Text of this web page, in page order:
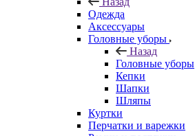
Одежда
Аксессуары
Головные уборы
Назад
Головные уборы
Кепки
Шапки
Шляпы
Куртки
Перчатки и варежки